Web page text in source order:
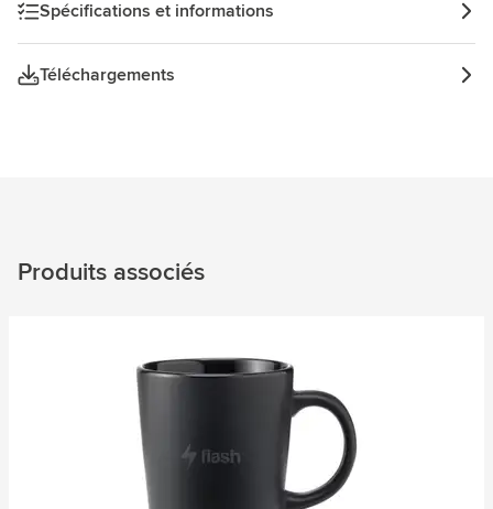
Spécifications et informations
Téléchargements
Produits associés